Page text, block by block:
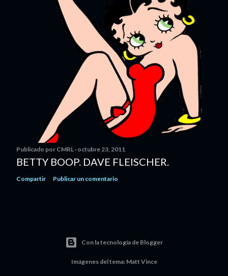
Publicado por CMRL octubre 23, 2011
BETTY BOOP. DAVE FLEISCHER.
Compartir Publicar un comentario
Con la tecnología de Blogger
Imágenes del tema: Matt Vince